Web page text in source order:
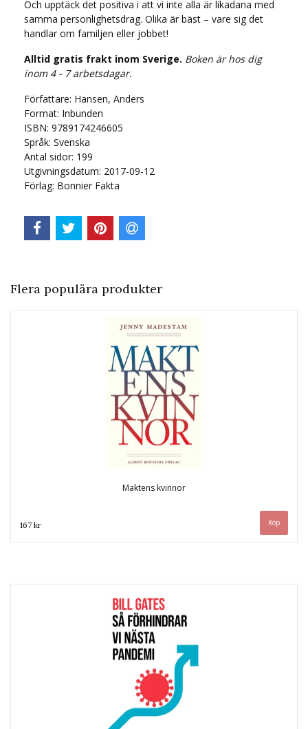
Och upptäck det positiva i att vi inte alla är likadana med
samma personlighetsdrag. Olika är bäst – vare sig det
handlar om familjen eller jobbet!
Alltid gratis frakt inom Sverige. Boken är hos dig
inom 4 - 7 arbetsdagar.
Författare: Hansen, Anders
Format: Inbunden
ISBN: 9789174246605
Språk: Svenska
Antal sidor: 199
Utgivningsdatum: 2017-09-12
Förlag: Bonnier Fakta
Flera populära produkter
Maktens kvinnor
167 kr